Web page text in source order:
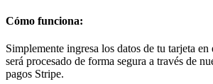
Cómo funciona:
Simplemente ingresa los datos de tu tarjeta
será procesado de forma segura a través de
pagos Stripe.